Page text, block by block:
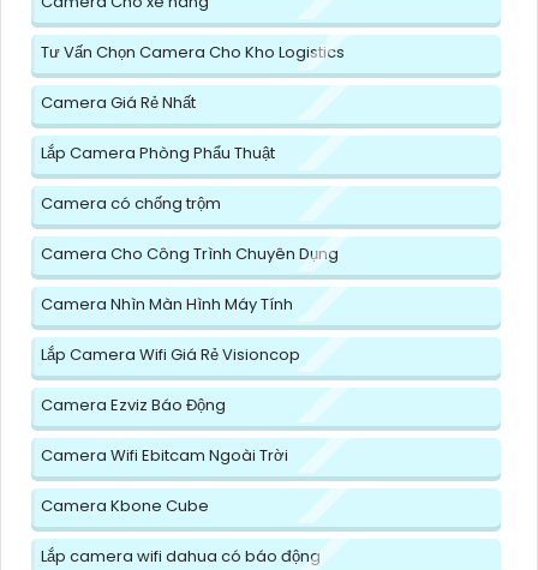
Tư Vấn Chọn Camera Cho Kho Logistics
Camera Giá Rẻ Nhất
Lắp Camera Phòng Phẩu Thuật
Camera có chống trộm
Camera Cho Công Trình Chuyên Dụng
Camera Nhìn Màn Hình Máy Tính
Lắp Camera Wifi Giá Rẻ Visioncop
Camera Ezviz Báo Động
Camera Wifi Ebitcam Ngoài Trời
Camera Kbone Cube
Lắp camera wifi dahua có báo động